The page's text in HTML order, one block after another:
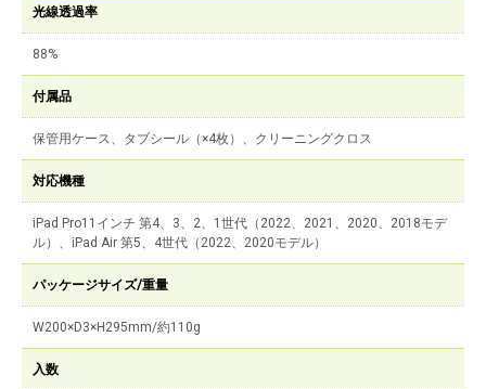
光線透過率
88%
付属品
保管用ケース、タブシール（×4枚）、クリーニングクロス
対応機種
iPad Pro11インチ 第4、3、2、1世代（2022、2021、2020、2018モデ
ル）、iPad Air 第5、4世代（2022、2020モデル）
パッケージサイズ/重量
W200×D3×H295mm/約110g
入数